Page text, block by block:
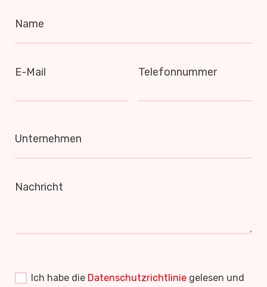
Name
E-Mail Telefonnummer
Unternehmen
Nachricht
Ich habe die Datenschutzrichtlinie gelesen und